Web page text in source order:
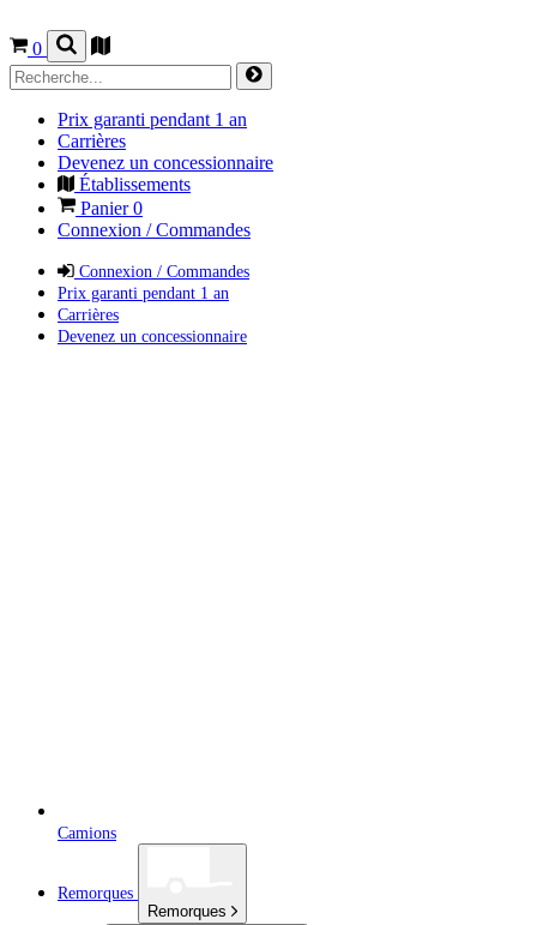
0
Prix garanti pendant 1 an
Carrières
Devenez un concessionnaire
Établissements
Panier0
Connexion / Commandes
Connexion / Commandes
Prix garanti pendant 1 an
Carrières
Devenez un concessionnaire
Camions
Remorques
Remorques